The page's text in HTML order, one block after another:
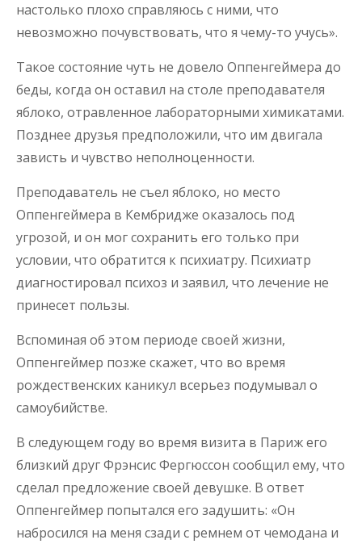
настолько плохо справляюсь с ними, что
невозможно почувствовать, что я чему-то учусь».
Такое состояние чуть не довело Оппенгеймера до
беды, когда он оставил на столе преподавателя
яблоко, отравленное лабораторными химикатами.
Позднее друзья предположили, что им двигала
зависть и чувство неполноценности.
Преподаватель не съел яблоко, но место
Оппенгеймера в Кембридже оказалось под
угрозой, и он мог сохранить его только при
условии, что обратится к психиатру. Психиатр
диагностировал психоз и заявил, что лечение не
принесет пользы.
Вспоминая об этом периоде своей жизни,
Оппенгеймер позже скажет, что во время
рождественских каникул всерьез подумывал о
самоубийстве.
В следующем году во время визита в Париж его
близкий друг Фрэнсис Фергюссон сообщил ему, что
сделал предложение своей девушке. В ответ
Оппенгеймер попытался его задушить: «Он
набросился на меня сзади с ремнем от чемодана и